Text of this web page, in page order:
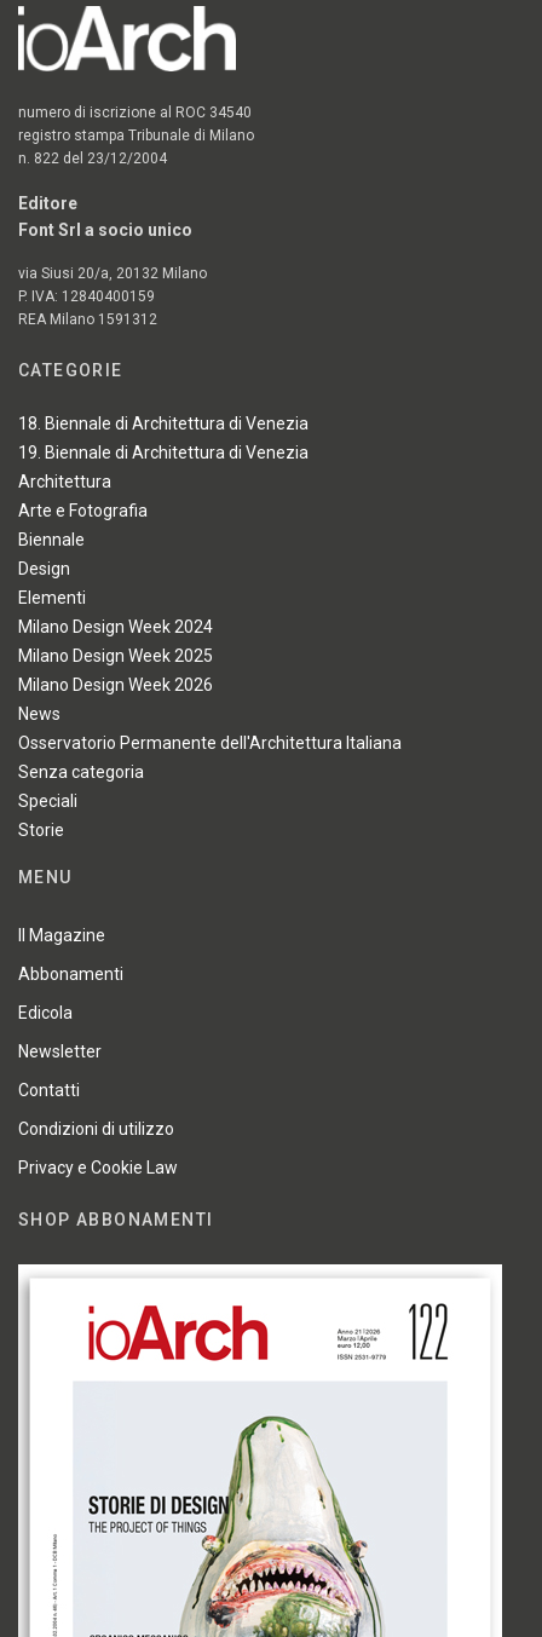
numero di iscrizione al ROC 34540
registro stampa Tribunale di Milano
n. 822 del 23/12/2004
Editore
Font Srl a socio unico
via Siusi 20/a, 20132 Milano
P. IVA: 12840400159
REA Milano 1591312
CATEGORIE
18. Biennale di Architettura di Venezia
19. Biennale di Architettura di Venezia
Architettura
Arte e Fotografia
Biennale
Design
Elementi
Milano Design Week 2024
Milano Design Week 2025
Milano Design Week 2026
News
Osservatorio Permanente dell'Architettura Italiana
Senza categoria
Speciali
Storie
MENU
Il Magazine
Abbonamenti
Edicola
Newsletter
Contatti
Condizioni di utilizzo
Privacy e Cookie Law
SHOP ABBONAMENTI